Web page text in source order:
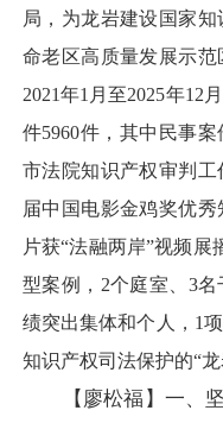
局，为龙岩建设国家
命老区高质量发展示范
2021年1月至2025年12
件5960件，其中民事案
市法院知识产权审判
届中国电影金鸡奖优
片获“法融两岸”视频
型案例，2个庭室、3
绩突出集体和个人，1
知识产权司法保护的“龙
【廖松福】一、坚